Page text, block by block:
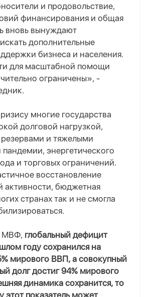
и продовольствие,
финансирования и общая
вновь вынуждают
дополнительные
бизнеса и населения.
для масштабной помощи
ограничены», -
.
многие государства
долговой нагрузкой,
и тяжелыми
энергетического
и торговых ограничений.
восстановление
активности, бюджетная
странах так и не смогла
МВФ, глобальный дефицит
году сохранился на
мирового ВВП, а совокупный
долг достиг 94% мирового
динамика сохранится, то